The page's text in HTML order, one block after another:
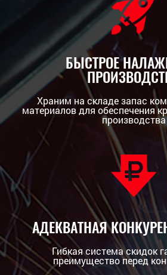
БЫСТРОЕ
Храним на складе запас
материалов для обеспечения
производства
АДЕКВАТНАЯ
Гибкая система скидок
преимущество перед